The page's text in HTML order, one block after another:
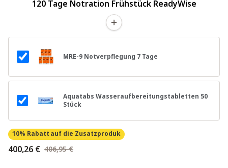
120 Tage Notration Frühstück ReadyWise
MRE-9 Notverpflegung 7 Tage
Aquatabs Wasseraufbereitungstabletten 50
Stück
10% Rabatt auf die Zusatzproduk
400,26 € 406,95 €